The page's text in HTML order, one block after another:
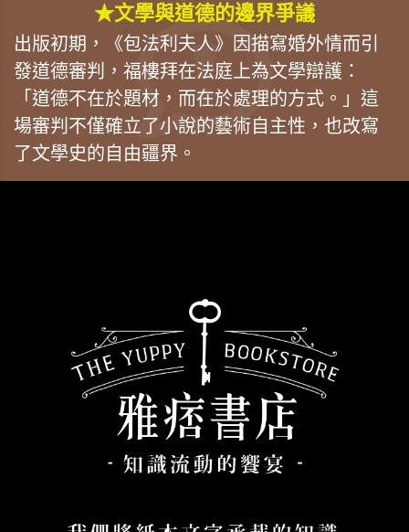
★文學與道德的邊界爭議
出版初期，《包法利夫人》因描寫婚外情而引
發道德審判，福樓拜在法庭上為文學辯護：
「道德不在於題材，而在於處理的方式。」這
場審判不僅確立了小說的藝術自主性，也改寫
了文學史的自由疆界。